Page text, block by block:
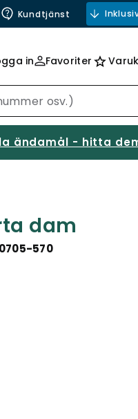
Kundtjänst
in Favoriter
ändamål - hitta
dam
0705-570